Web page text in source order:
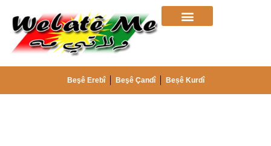
Beşê Erebî Beşê Çandî Beșê Kurdî